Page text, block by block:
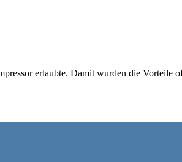
erlaubte. Damit wurden die Vorteile